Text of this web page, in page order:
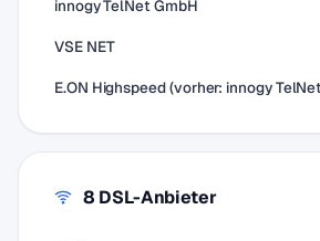
innogy TelNet GmbH
VSE NET
E.ON Highspeed (vorher: innogy
8 DSL-Anbieter